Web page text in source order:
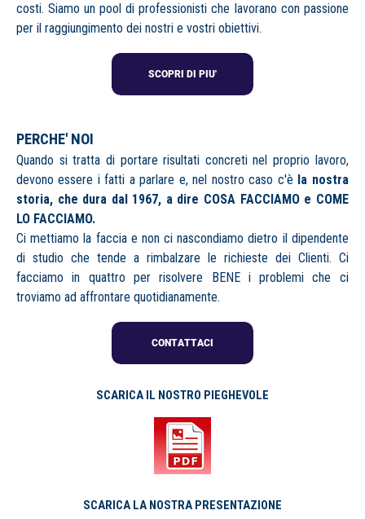
costi. Siamo un pool di professionisti che lavorano con passione
per il raggiungimento dei nostri e vostri obiettivi.
PERCHE' NOI
Quando si tratta di portare risultati concreti nel proprio lavoro,
devono essere i fatti a parlare e, nel nostro caso c'è la nostra
storia, che dura dal 1967, a dire COSA FACCIAMO e COME
LO FACCIAMO.
Ci mettiamo la faccia e non ci nascondiamo dietro il dipendente
di studio che tende a rimbalzare le richieste dei Clienti. Ci
facciamo in quattro per risolvere BENE i problemi che ci
troviamo ad affrontare quotidianamente.
SCARICA IL NOSTRO PIEGHEVOLE
SCARICA LA NOSTRA PRESENTAZIONE